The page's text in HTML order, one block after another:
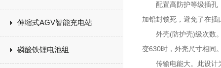
伸缩式AGV智能充电站
磷酸铁锂电池组
配置高防护等级插孔；
加铅封锁死，避免了在
外壳(防护壳)级次数。
变630时，外壳尺寸相同
传输电能大。此设计为